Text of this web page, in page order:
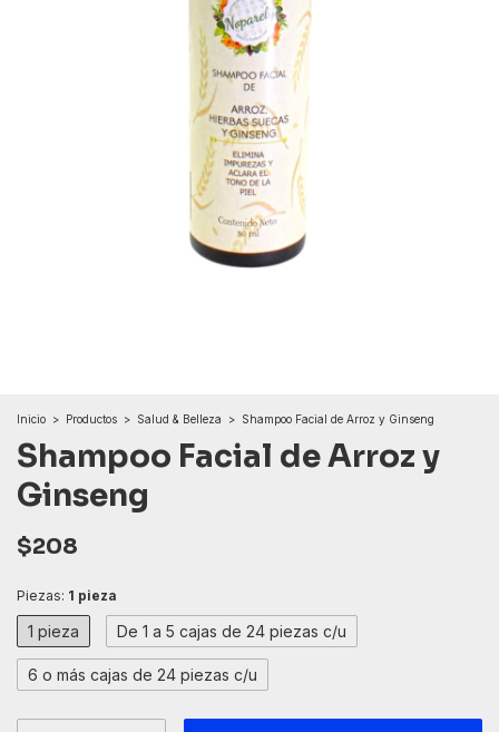
Inicio > Productos > Salud & Belleza > Shampoo Facial de Arroz y Ginseng
Shampoo Facial de Arroz y
Ginseng
$208
Piezas: 1 pieza
1 pieza De 1 a 5 cajas de 24 piezas c/u
6 o más cajas de 24 piezas c/u